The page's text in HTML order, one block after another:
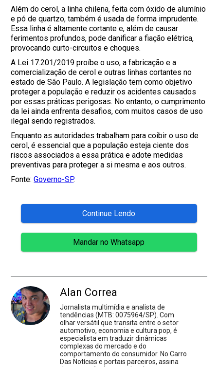
Além do cerol, a linha chilena, feita com óxido de alumínio
e pó de quartzo, também é usada de forma imprudente.
Essa linha é altamente cortante e, além de causar
ferimentos profundos, pode danificar a fiação elétrica,
provocando curto-circuitos e choques.
A Lei 17.201/2019 proíbe o uso, a fabricação e a
comercialização de cerol e outras linhas cortantes no
estado de São Paulo. A legislação tem como objetivo
proteger a população e reduzir os acidentes causados
por essas práticas perigosas. No entanto, o cumprimento
da lei ainda enfrenta desafios, com muitos casos de uso
ilegal sendo registrados.
Enquanto as autoridades trabalham para coibir o uso de
cerol, é essencial que a população esteja ciente dos
riscos associados a essa prática e adote medidas
preventivas para proteger a si mesma e aos outros.
Fonte:Governo-SP.
Continue Lendo
Mandar no Whatsapp
Alan Correa
Jornalista multimídia e analista de
tendências (MTB: 0075964/SP). Com
olhar versátil que transita entre o setor
automotivo, economia e cultura pop, é
especialista em traduzir dinâmicas
complexas do mercado e do
comportamento do consumidor. No Carro
Das Notícias e portais parceiros, assina